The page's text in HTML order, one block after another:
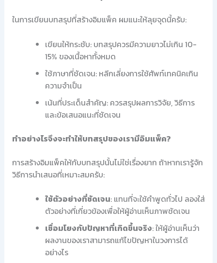
ในการเขียนบทสรุปที่สร้างอิมแพ็ค ผมแนะให้ลุยจุดนี้ครับ:
เขียนให้กระชับ: บทสรุปควรมีความยาวไม่เกิน 10-
15% ของเนื้อหาทั้งหมด
ใช้ภาษาที่ชัดเจน: หลีกเลี่ยงการใช้ศัพท์เทคนิคเกิน
ความจำเป็น
เน้นที่ประเด็นสำคัญ: ควรสรุปผลการวิจัย, วิธีการ
และข้อเสนอแนะที่ชัดเจน
ทำอย่างไรจึงจะทำให้บทสรุปของเรามีอิมแพ็ค?
การสร้างอิมแพ็คให้กับบทสรุปนั้นไม่ใช่เรื่องยาก ถ้าหากเรารู้จัก
วิธีการนำเสนอที่เหมาะสมครับ:
ใช้ตัวอย่างที่ชัดเจน: แทนที่จะใช้คำพูดทั่วไป ลองใส่
ตัวอย่างที่เกี่ยวข้องเพื่อให้ผู้อ่านเห็นภาพชัดเจน
เชื่อมโยงกับปัญหาที่เกิดขึ้นจริง: ให้ผู้อ่านเห็นว่า
ผลงานของเราสามารถแก้ไขปัญหาในวงการได้
อย่างไร